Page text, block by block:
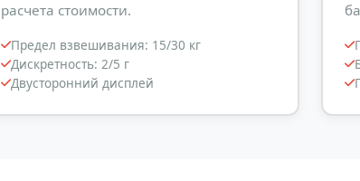
расчета стоимости.
Предел взвешивания: 15/30 кг
Дискретность: 2/5 г
Двусторонний дисплей